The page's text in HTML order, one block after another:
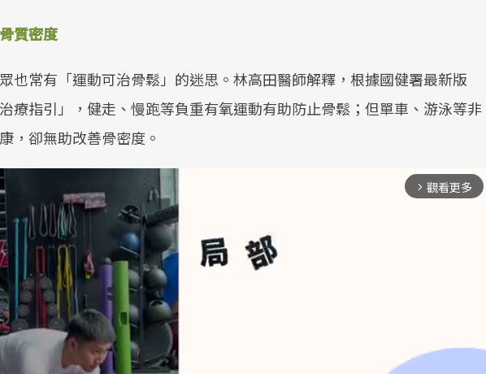
質密度
也常有「運動可治骨鬆」的迷思。林高田醫師解釋，根據國健署最新版
治療指引」，健走、慢跑等負重有氧運動有助防止骨鬆；但單車、游泳等非
，卻無助改善骨密度。
arrow_forward_ios 觀看更多